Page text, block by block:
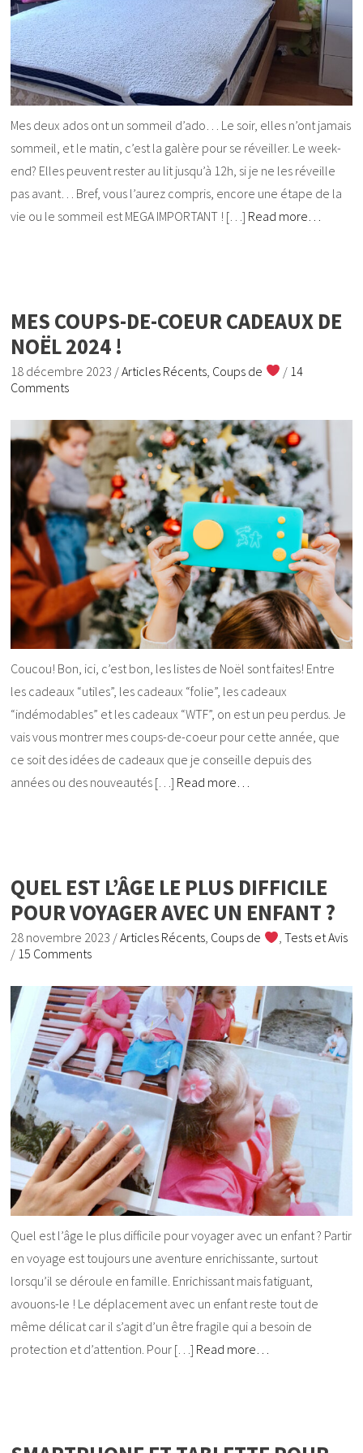
Mes deux ados ont un sommeil d’ado… Le soir, elles n’ont jamais
sommeil, et le matin, c’est la galère pour se réveiller. Le week-
end? Elles peuvent rester au lit jusqu’à 12h, si je ne les réveille
pas avant… Bref, vous l’aurez compris, encore une étape de la
vie ou le sommeil est MEGA IMPORTANT ! […] Read more…
MES COUPS-DE-COEUR CADEAUX DE
NOËL 2024 !
18 décembre 2023 /Articles Récents Coups de / 14
Comments
Coucou! Bon, ici, c’est bon, les listes de Noël sont faites! Entre
les cadeaux “utiles”, les cadeaux “folie”, les cadeaux
“indémodables” et les cadeaux “WTF”, on est un peu perdus. Je
vais vous montrer mes coups-de-coeur pour cette année, que
ce soit des idées de cadeaux que je conseille depuis des
années ou des nouveautés […] Read more…
QUEL EST L’ÂGE LE PLUS DIFFICILE
POUR VOYAGER AVEC UN ENFANT ?
28 novembre 2023 /Articles Récents, Coups de , Tests et Avis
/ 15 Comments
Quel est l’âge le plus difficile pour voyager avec un enfant ? Partir
en voyage est toujours une aventure enrichissante, surtout
lorsqu’il se déroule en famille. Enrichissant mais fatiguant,
avouons-le ! Le déplacement avec un enfant reste tout de
même délicat car il s’agit d’un être fragile qui a besoin de
protection et d’attention. Pour […] Read more…